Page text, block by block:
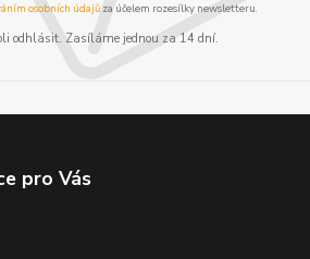
osobních údajůza účelem rozesílky newsletteru.
odhlásit. Zasíláme jednou za 14 dní.
pro Vás